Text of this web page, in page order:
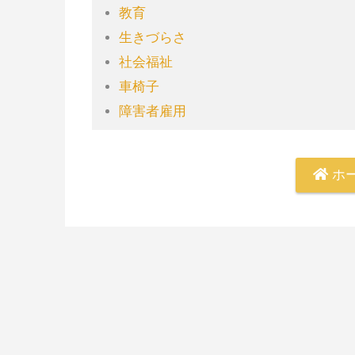
教育
生きづらさ
社会福祉
車椅子
障害者雇用
ホ